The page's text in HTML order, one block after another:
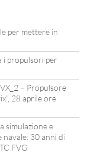
per mettere in
i propulsori per
– Propulsore
28 aprile ore
simulazione e
30 anni di
FVG